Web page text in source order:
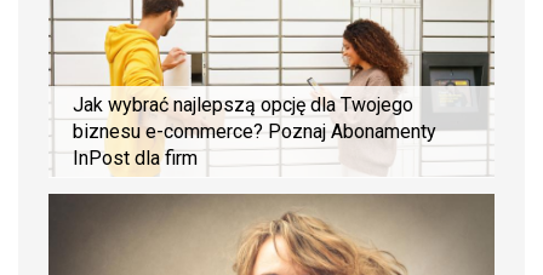
Jak wybrać najlepszą opcję dla Twojego
biznesu e-commerce? Poznaj Abonamenty
InPost dla firm